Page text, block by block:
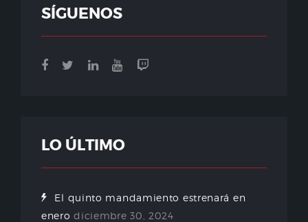
SÍGUENOS
LO ÚLTIMO
El quinto mandamiento estrenará en
enero diciembre 30, 2024